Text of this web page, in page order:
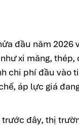
đầu năm 2026
xi măng, thép,
chi phí đầu vào
áp lực giá
đây, thị